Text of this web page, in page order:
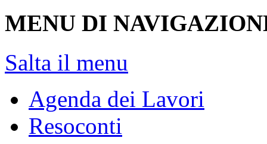
MENU DI
Salta il menu
Agenda dei Lavori
Resoconti